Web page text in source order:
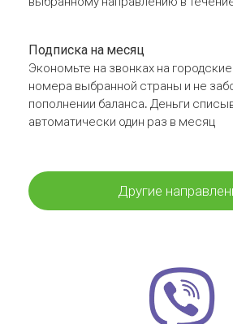
Подписка на месяц
Экономьте на звонках на
номера выбранной страны и не
пополнении баланса. Деньги
автоматически один раз в месяц
Другие